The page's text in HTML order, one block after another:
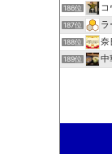
186位 コ
187位 ラ
188位 奈
189位 中